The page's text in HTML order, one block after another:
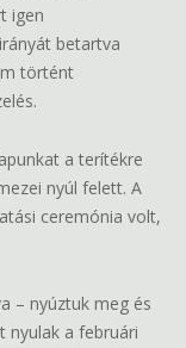
igen
betartva
történt
a terítékre
nyúl felett. A
ceremónia volt,
– nyúztuk meg és
nyulak a februári